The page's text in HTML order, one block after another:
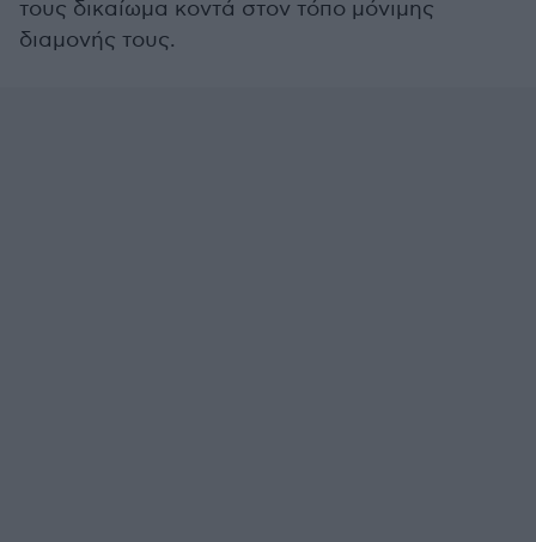
τους δικαίωμα κοντά στον τόπο μόνιμης
διαμονής τους.